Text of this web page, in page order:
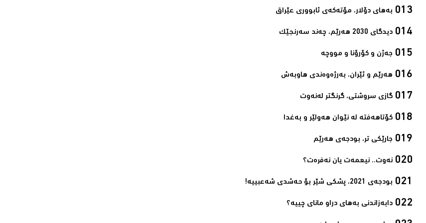
بەهای دۆلار، مۆتەکەی ئابووری عێراق‌
دیدگای 2030 هەرێم، چەند سەرنجێک‌
جەژن و کۆرۆنا و مووچە‌
هەرێم و ئێران، بەرژەوەندی هاوبەش‌
گازی سروشتی، گرنگتر لەنەوت‌
کۆتاهەفتە لە نێوان هەولێر و بەغدا‌
جارێکی تر، بودجەی هەرێم‌
نەوت.. نیعمەت یان نەفرەت؟‌
بودجەی 2021، پشکی شێر بۆ حەشدی شەعبییە!‌
دابەزاندنی بەهای دراو مانای چییە؟‌